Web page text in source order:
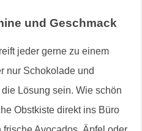
und Geschmack
jeder gerne zu einem
nur Schokolade und
Lösung sein. Wie schön
Obstkiste direkt ins Büro